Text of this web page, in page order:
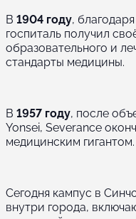
В 1904 году,
госпиталь получил
образовательного и
стандарты медицины.
В 1957 году, после
Yonsei, Severance
медицинским гигантом.
Сегодня кампус в
внутри города,